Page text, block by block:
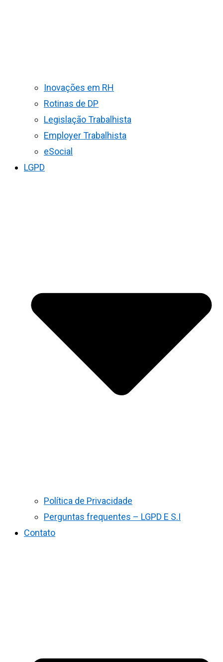
Inovações em RH
Rotinas de DP
Legislação Trabalhista
Employer Trabalhista
eSocial
LGPD
Política de Privacidade
Perguntas frequentes – LGPD E S.I
Contato